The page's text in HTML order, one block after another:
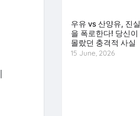
우유 vs 산양유, 진실
을 폭로한다! 당신이
몰랐던 충격적 사실
15 June, 2026